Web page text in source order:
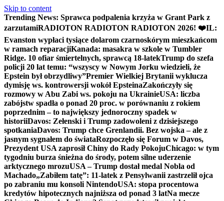
Skip to content
Trending News: Sprawca podpalenia krzyża w Grant Park z
zarzutamiRADIOTON RADIOTON RADIOTON 2026! ❤️IL:
Evanston wypłaci tysiące dolarom czarnoskórym mieszkańcom
w ramach reparacjiKanada: masakra w szkole w Tumbler
Ridge. 10 ofiar śmiertelnych, sprawcą 18-latekTrump do szefa
policji 20 lat temu: “wszyscy w Nowym Jorku wiedzieli, że
Epstein był obrzydliwy”Premier Wielkiej Brytanii wyklucza
dymisję ws. kontrowersji wokół EpsteinaZakończyły się
rozmowy w Abu Zabi ws. pokoju na UkrainieUSA: liczba
zabójstw spadła o ponad 20 proc. w porównaniu z rokiem
poprzednim – to największy jednoroczny spadek w
historiiDavos: Zełenski i Trump zadowoleni z dzisiejszego
spotkaniaDavos: Trump chce Grenlandii. Bez wojska – ale z
jasnym sygnałem do świataRozpoczęło się Forum w Davos,
Prezydent USA zaprosił Chiny do Rady PokojuChicago: w tym
tygodniu burza śnieżna do środy, potem silne uderzenie
arktycznego mrozuUSA – Trump dostał medal Nobla od
Machado„Zabiłem tatę”: 11-latek z Pensylwanii zastrzelił ojca
po zabraniu mu konsoli NintendoUSA: stopa procentowa
kredytów hipotecznych najniższa od ponad 3 latNa mecze